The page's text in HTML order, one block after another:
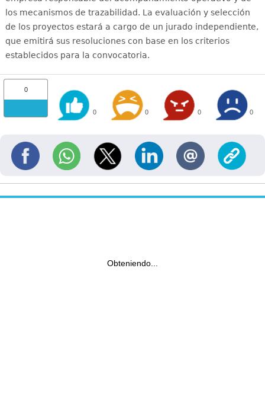
los mecanismos de trazabilidad. La evaluación y selección
de los proyectos estará a cargo de un jurado independiente,
que emitirá sus resoluciones con base en los criterios
establecidos para la convocatoria.
0
0 0 0 0
Obteniendo...